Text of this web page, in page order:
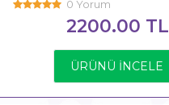
0 Yorum
2200.00 TL
ÜRÜNÜ İNCELE